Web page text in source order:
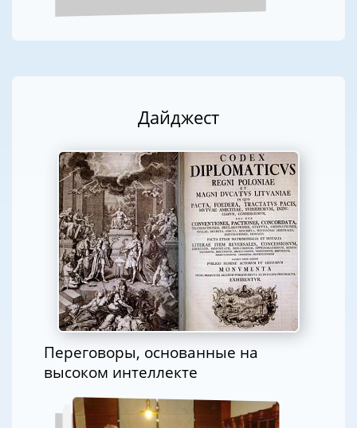
Дайджест
Переговоры, основанные на
высоком интеллекте